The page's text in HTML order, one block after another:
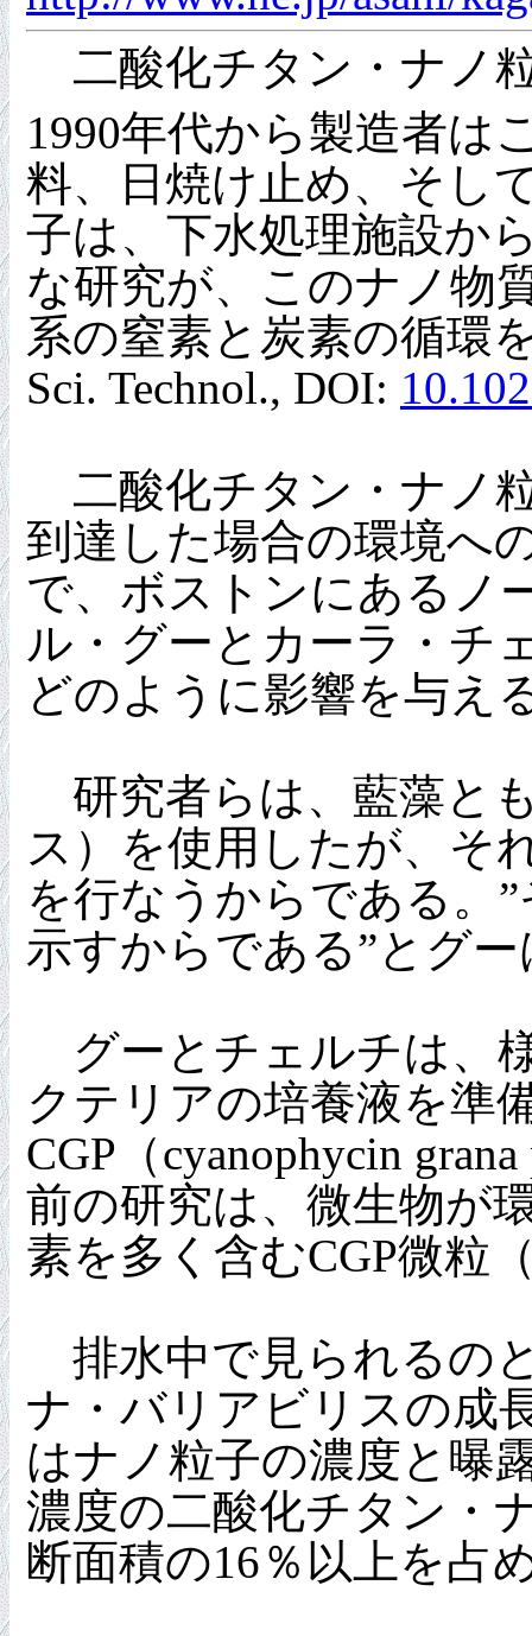
二酸化チタン・ナノ
1990年代から製造者は
料、日焼け止め、そし
子は、下水処理施設か
な研究が、このナノ物
系の窒素と炭素の循環
Sci. Technol., DOI:
二酸化チタン・ナノ
到達した場合の環境へ
で、ボストンにあるノ
ル・グーとカーラ・チ
どのように影響を与え
研究者らは、藍藻と
ス）を使用したが、そ
を行なうからである。
示すからである”とグ
グーとチェルチは、
クテリアの培養液を準
CGP（cyanophycin
前の研究は、微生物が
素を多く含むCGP微粒
排水中で見られるの
ナ・バリアビリスの成
はナノ粒子の濃度と曝
濃度の二酸化チタン・
断面積の16％以上を占